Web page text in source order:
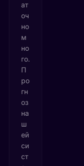
ат
оч
но
м
но
го.
П
ро
гн
оз
на
ш
ей
си
ст